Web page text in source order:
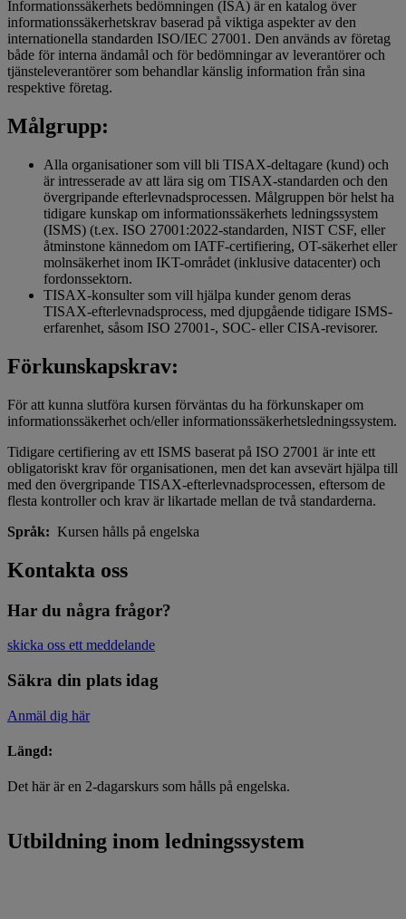
Informationssäkerhets bedömningen (ISA) är en katalog över
informationssäkerhetskrav baserad på viktiga aspekter av den
internationella standarden ISO/IEC 27001. Den används av företag
både för interna ändamål och för bedömningar av leverantörer och
tjänsteleverantörer som behandlar känslig information från sina
respektive företag.
Målgrupp:
Alla organisationer som vill bli TISAX-deltagare (kund) och
är intresserade av att lära sig om TISAX-standarden och den
övergripande efterlevnadsprocessen. Målgruppen bör helst ha
tidigare kunskap om informationssäkerhets ledningssystem
(ISMS) (t.ex. ISO 27001:2022-standarden, NIST CSF, eller
åtminstone kännedom om IATF-certifiering, OT-säkerhet eller
molnsäkerhet inom IKT-området (inklusive datacenter) och
fordonssektorn.
TISAX-konsulter som vill hjälpa kunder genom deras
TISAX-efterlevnadsprocess, med djupgående tidigare ISMS-
erfarenhet, såsom ISO 27001-, SOC- eller CISA-revisorer.
Förkunskapskrav:
För att kunna slutföra kursen förväntas du ha förkunskaper om
informationssäkerhet och/eller informationssäkerhetsledningssystem.
Tidigare certifiering av ett ISMS baserat på ISO 27001 är inte ett
obligatoriskt krav för organisationen, men det kan avsevärt hjälpa till
med den övergripande TISAX-efterlevnadsprocessen, eftersom de
flesta kontroller och krav är likartade mellan de två standarderna.
Språk: Kursen hålls på engelska
Kontakta oss
Har du några frågor?
skicka oss ett meddelande
Säkra din plats idag
Anmäl dig här
Längd:
Det här är en 2-dagarskurs som hålls på engelska.
Utbildning inom ledningssystem